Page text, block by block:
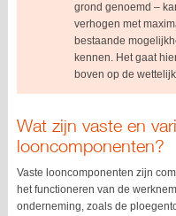
grond genoemd –
verhogen met
bestaande
kennen. Het gaat
boven op de
Wat zijn vaste en
looncomponenten?
Vaste looncomponenten zijn
het functioneren van de
onderneming, zoals de